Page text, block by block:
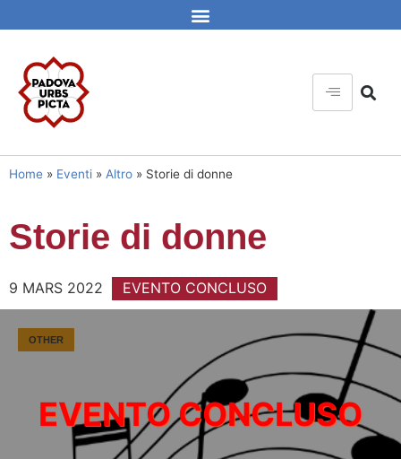
Home » Eventi » Altro » Storie di donne
Storie di donne
9 MARS 2022 EVENTO CONCLUSO
OTHER